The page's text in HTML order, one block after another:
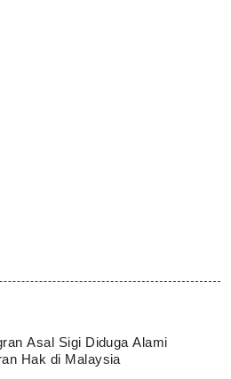
Asal Sigi Diduga Alami
Hak di Malaysia